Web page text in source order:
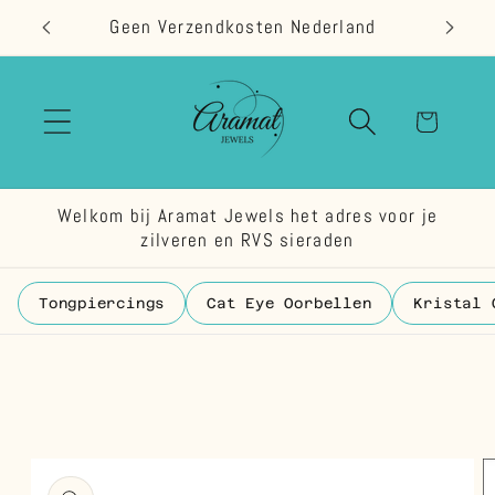
naar de
content
Geen Verzendkosten Nederland
Welkom bij Aramat Jewels het adres voor je
zilveren en RVS sieraden
Tongpiercings Cat Eye Oorbellen Kristal
direct naar